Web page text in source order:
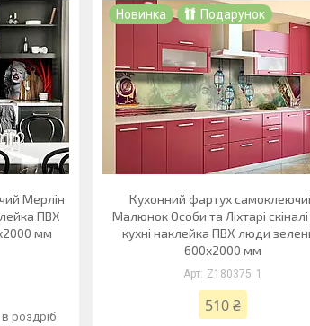
Мерлін
ПВХ
мм
роздріб
Новинка Подарунок
Кухонний фартух
Малюнок Особи та Ліхтарі
кухні наклейка ПВХ люди
600х2000 мм
Z180375_1
510 ₴